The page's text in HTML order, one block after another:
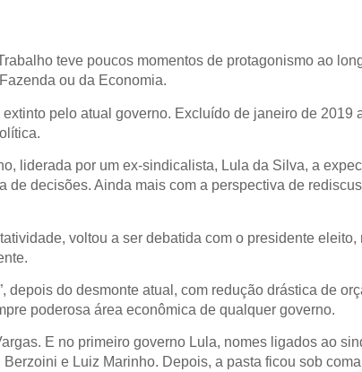
teve poucos momentos de protagonismo ao
ou da Economia.
pelo atual governo. Excluído de janeiro de 2019
liderada por um ex-sindicalista, Lula da Silva, a
de decisões. Ainda mais com a perspectiva de
voltou a ser debatida com o presidente
depois do desmonte atual, com redução drástica de
poderosa área econômica de qualquer governo.
E no primeiro governo Lula, nomes ligados ao
e Luiz Marinho. Depois, a pasta ficou sob